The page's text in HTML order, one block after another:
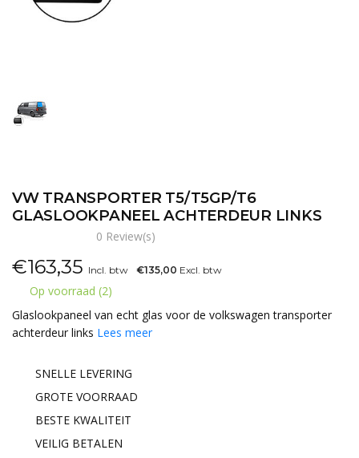
VW TRANSPORTER T5/T5GP/T6
GLASLOOKPANEEL ACHTERDEUR LINKS
0 Review(s)
€163,35 Incl. btw €135,00 Excl. btw
Op voorraad (2)
Glaslookpaneel van echt glas voor de volkswagen transporter
achterdeur links Lees meer
SNELLE LEVERING
GROTE VOORRAAD
BESTE KWALITEIT
VEILIG BETALEN